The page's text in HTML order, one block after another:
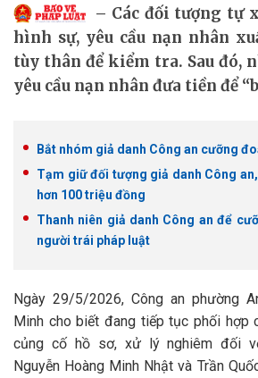
Các đối tượng tự
hình sự, yêu cầu nạn nhân
tùy thân để kiểm tra. Sau đó,
yêu cầu nạn nhân đưa tiền để
Bắt nhóm giả danh Công an cưỡng
Tạm giữ đối tượng giả danh Công
hơn 100 triệu đồng
Thanh niên giả danh Công an để
người trái pháp luật
Ngày 29/5/2026, Công an phường
Minh cho biết đang tiếp tục phối hợp
củng cố hồ sơ, xử lý nghiêm đối
Nguyễn Hoàng Minh Nhật và Trần